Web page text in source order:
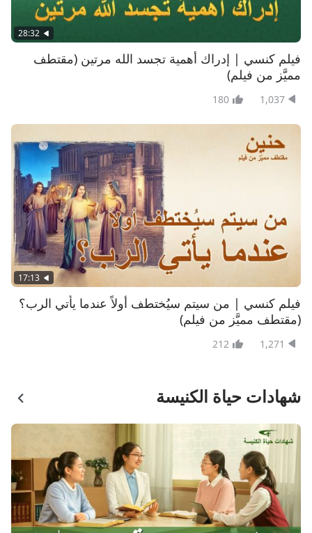
28:32
فيلم كنسي | إدراك أهمية تجسد الله مرتين (مقتطف
مميَّز من فيلم)
1,037
180
17:13
فيلم كنسي | من سيتم سيُختطف أولاً عندما يأتي الرب؟
(مقتطف مميَّز من فيلم)
1,271
212
شهادات حياة الكنيسة